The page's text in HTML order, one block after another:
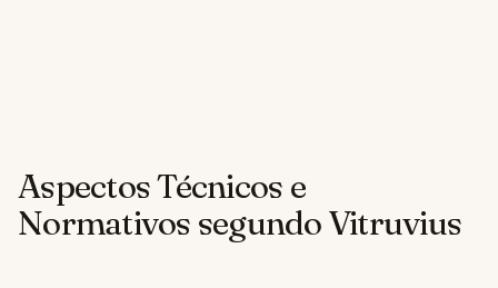
Aspectos Técnicos e
Normativos segundo Vitruvius